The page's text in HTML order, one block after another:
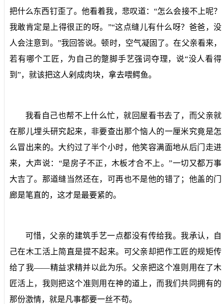
把什么东西钉歪了。他看着我，悲叹道：“怎么会接不上呢？
我敢肯定是上得很正的呀。”“这点缝儿有什么呀？爸爸，没
人会注意到。”我回答说。顿时，空气凝固了。在父亲看来，
若有哪个工匠，为自己的蹩脚手艺强词夺理，说“没人看得
到”，就该把这人剁成肉块，拿去喂鳄鱼。
我看自己也帮不上什么忙，就回屋看书去了，而父亲就
在那儿埋头研究起来，非要查出那个恼人的一厘米究竟是怎
么冒出来的。大约过了半个小时，他笑容满面地从后门走进
来，大声说：“是房子不正，木板才合不上。”一切又都万事
大吉了。那道缝当然还在，可再也不是他的错了；他盖的门
廊是笔直的，这才是最要紧的。
可惜，父亲的建筑手艺一点都没有传给我。我承认，自
己在木工活上简直是提不起来。可父亲却把作工匠的规矩传
给了我——精益求精并以此为乐。父亲把这个准则用在了木
匠活上，我则把这个准则用在神的道上，而我们共同拥有的
那份激情，就是凡事都要一丝不苟。